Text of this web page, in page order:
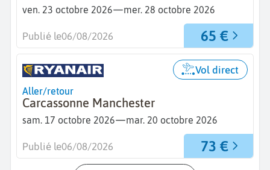
ven. 23 octobre 2026—mer. 28 octobre 2026
65 €
Publié le06/08/2026
Aller/retour
Carcassonne Manchester
sam. 17 octobre 2026—mar. 20 octobre 2026
Vol direct
73 €
Publié le06/08/2026